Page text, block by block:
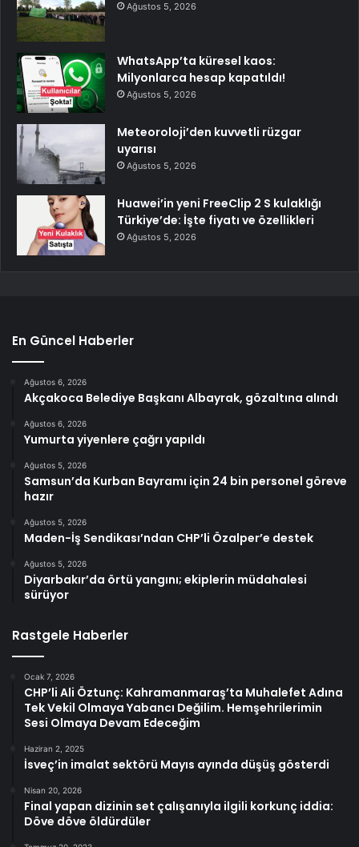
Ağustos 5, 2026
WhatsApp’ta küresel kaos:
Milyonlarca hesap kapatıldı!
Ağustos 5, 2026
Meteoroloji’den kuvvetli rüzgar
uyarısı
Ağustos 5, 2026
Huawei’in yeni FreeClip 2 S kulaklığı
Türkiye’de: İşte fiyatı ve özellikleri
Ağustos 5, 2026
En Güncel Haberler
Ağustos 6, 2026
Akçakoca Belediye Başkanı Albayrak, gözaltına alındı
Ağustos 6, 2026
Yumurta yiyenlere çağrı yapıldı
Ağustos 5, 2026
Samsun’da Kurban Bayramı için 24 bin personel göreve
hazır
Ağustos 5, 2026
Maden-İş Sendikası’ndan CHP’li Özalper’e destek
Ağustos 5, 2026
Diyarbakır’da örtü yangını; ekiplerin müdahalesi
sürüyor
Rastgele Haberler
Ocak 7, 2026
CHP’li Ali Öztunç: Kahramanmaraş’ta Muhalefet Adına
Tek Vekil Olmaya Yabancı Değilim. Hemşehrilerimin
Sesi Olmaya Devam Edeceğim
Haziran 2, 2025
İsveç’in imalat sektörü Mayıs ayında düşüş gösterdi
Nisan 20, 2026
Final yapan dizinin set çalışanıyla ilgili korkunç iddia:
Döve döve öldürdüler